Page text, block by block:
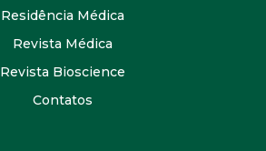
Residência Médica
Revista Médica
Revista Bioscience
Contatos